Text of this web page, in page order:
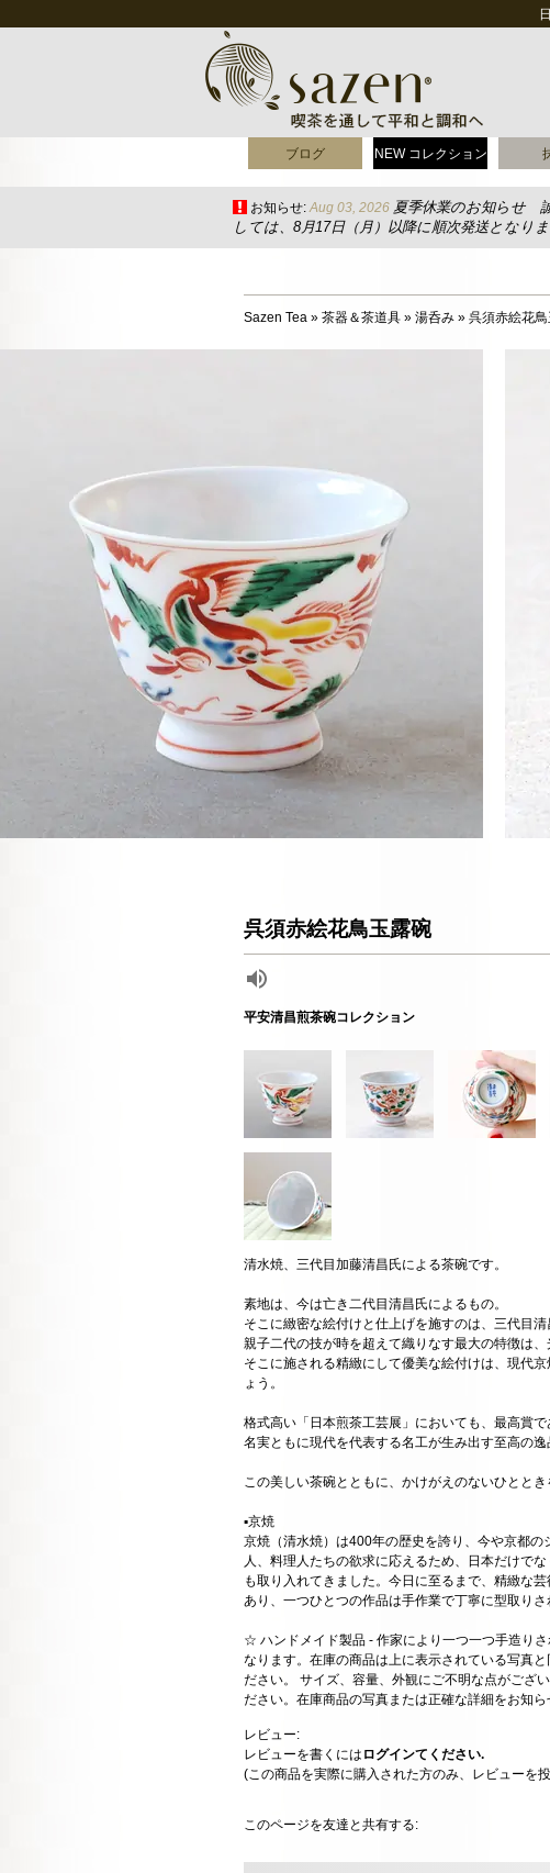
ブログ NEW コレクション
お知らせ: Aug 03, 2026 夏季休業のお知らせ
しては、8月17日（月）以降に順次発送となり
Sazen Tea » 茶器＆茶道具 » 湯呑み » 呉須赤絵花
呉須赤絵花鳥玉露碗
平安清昌煎茶碗コレクション
清水焼、三代目加藤清昌氏による茶碗です。
素地は、今は亡き二代目清昌氏によるもの。
そこに緻密な絵付けと仕上げを施すのは、三代目清
親子二代の技が時を超えて織りなす最大の特徴は、
そこに施される精緻にして優美な絵付けは、現代
ょう。
格式高い「日本煎茶工芸展」においても、最高賞で
名実ともに現代を代表する名工が生み出す至高の逸
この美しい茶碗とともに、かけがえのないひととき
▪️京焼
京焼（清水焼）は400年の歴史を誇り、今や京都
人、料理人たちの欲求に応えるため、日本だけで
も取り入れてきました。今日に至るまで、精緻な
あり、一つひとつの作品は手作業で丁寧に型取りさ
☆ ハンドメイド製品 - 作家により一つ一つ手造り
なります。在庫の商品は上に表示されている写真
ださい。 サイズ、容量、外観にご不明な点がござ
ださい。在庫商品の写真または正確な詳細をお知ら
レビュー:
レビューを書くには ログインてください.
(この商品を実際に購入された方のみ、レビューを
このページを友達と共有する: